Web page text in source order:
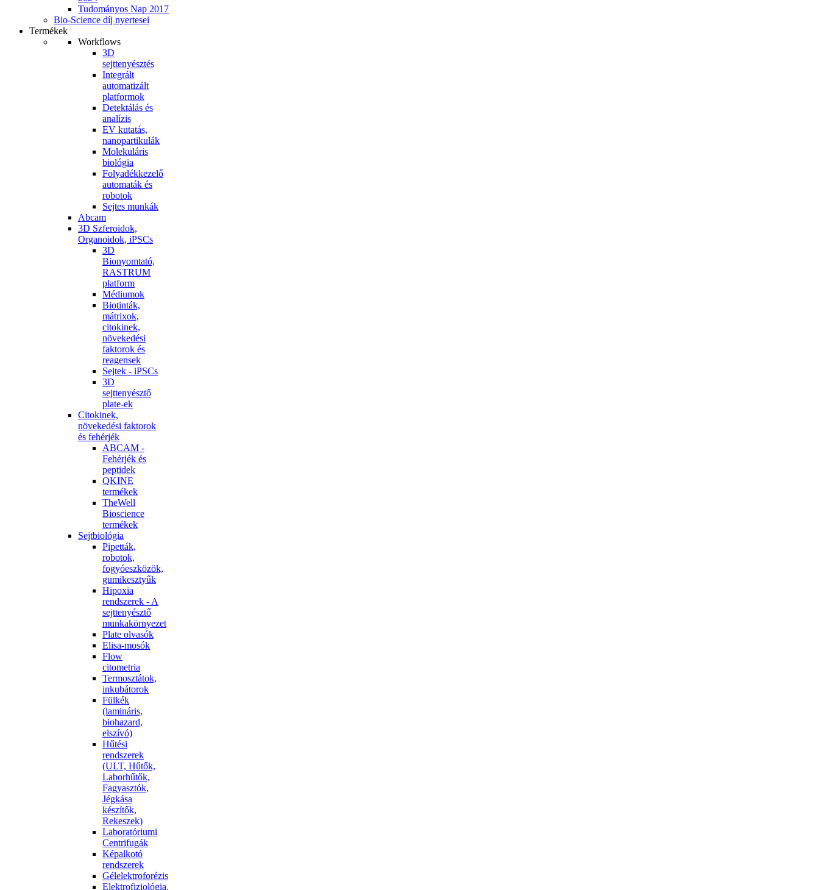
Tudományos Nap 2017
Bio-Science díj nyertesei
Termékek
Workflows
3D
sejttenyésztés
Integrált
automatizált
platformok
Detektálás és
analízis
EV kutatás,
nanopartikulák
Molekuláris
biológia
Folyadékkezelő
automaták és
robotok
Sejtes munkák
Abcam
3D Szferoidok,
Organoidok, iPSCs
3D
Bionyomtató,
RASTRUM
platform
Médiumok
Biotinták,
mátrixok,
citokinek,
növekedési
faktorok és
reagensek
Sejtek - iPSCs
3D
sejttenyésztő
plate-ek
Citokinek,
növekedési faktorok
és fehérjék
ABCAM -
Fehérjék és
peptidek
QKINE
termékek
TheWell
Bioscience
termékek
Sejtbiológia
Pipetták,
robotok,
fogyóeszközök,
gumikesztyűk
Hipoxia
rendszerek - A
sejttenyésztő
munkakörnyezet
Plate olvasók
Elisa-mosók
Flow
citometria
Termosztátok,
inkubátorok
Fülkék
(lamináris,
biohazard,
elszívó)
Hűtési
rendszerek
(ULT, Hűtők,
Laborhűtők,
Fagyasztók,
Jégkása
készítők,
Rekeszek)
Laboratóriumi
Centrifugák
Képalkotó
rendszerek
Gélelektroforézis
Elektrofiziológia,